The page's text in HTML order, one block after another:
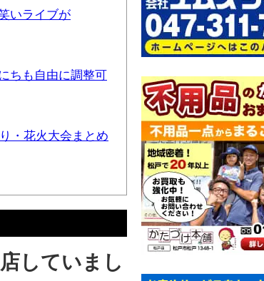
いライブが
ちも自由に調整可
・花火大会まとめ
していまし